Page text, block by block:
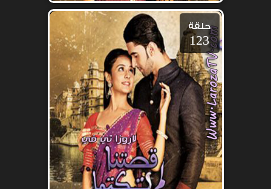
حلقة
123